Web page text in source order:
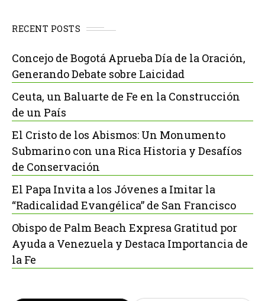
RECENT POSTS
Concejo de Bogotá Aprueba Día de la Oración,
Generando Debate sobre Laicidad
Ceuta, un Baluarte de Fe en la Construcción
de un País
El Cristo de los Abismos: Un Monumento
Submarino con una Rica Historia y Desafíos
de Conservación
El Papa Invita a los Jóvenes a Imitar la
“Radicalidad Evangélica” de San Francisco
Obispo de Palm Beach Expresa Gratitud por
Ayuda a Venezuela y Destaca Importancia de
la Fe